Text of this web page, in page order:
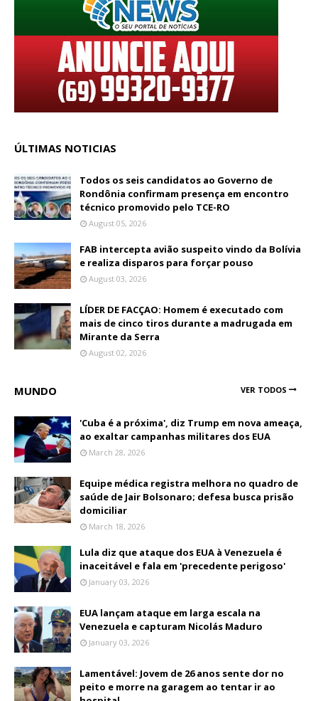
ÚLTIMAS NOTICIAS
Todos os seis candidatos ao Governo de
Rondônia confirmam presença em encontro
técnico promovido pelo TCE-RO
August 05, 2026
FAB intercepta avião suspeito vindo da Bolívia
e realiza disparos para forçar pouso
August 03, 2026
LÍDER DE FACÇAO: Homem é executado com
mais de cinco tiros durante a madrugada em
Mirante da Serra
August 02, 2026
MUNDO VER TODOS
'Cuba é a próxima', diz Trump em nova ameaça,
ao exaltar campanhas militares dos EUA
March 28, 2026
Equipe médica registra melhora no quadro de
saúde de Jair Bolsonaro; defesa busca prisão
domiciliar
March 18, 2026
Lula diz que ataque dos EUA à Venezuela é
inaceitável e fala em 'precedente perigoso'
January 03, 2026
EUA lançam ataque em larga escala na
Venezuela e capturam Nicolás Maduro
January 03, 2026
Lamentável: Jovem de 26 anos sente dor no
peito e morre na garagem ao tentar ir ao